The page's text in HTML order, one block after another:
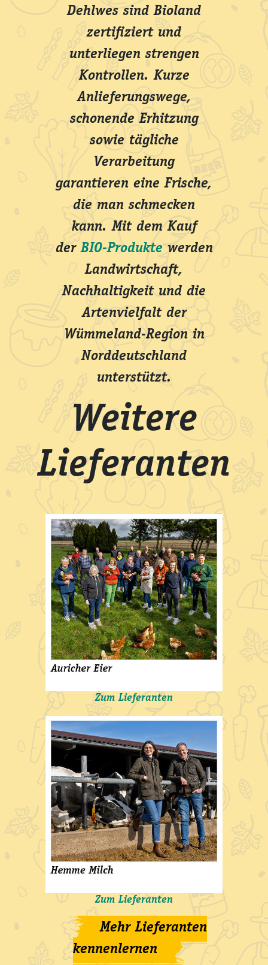
Dehlwes sind Bioland
zertifiziert und
unterliegen strengen
Kontrollen. Kurze
Anlieferungswege,
schonende Erhitzung
sowie tägliche
Verarbeitung
garantieren eine Frische,
die man schmecken
kann. Mit dem Kauf
derBIO-Produkte werden
Landwirtschaft,
Nachhaltigkeit und die
Artenvielfalt der
Wümmeland-Region in
Norddeutschland
unterstützt.
Weitere
Lieferanten
Zum Lieferanten
Zum Lieferanten
Mehr Lieferanten
kennenlernen